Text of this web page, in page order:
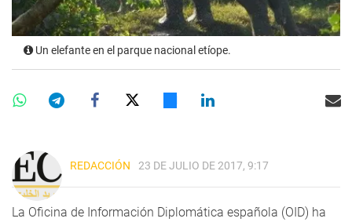
Un elefante en el parque nacional etíope.
REDACCIÓN 23 DE JULIO DE 2017, 9:17
La Oficina de Información Diplomática española (OID) ha